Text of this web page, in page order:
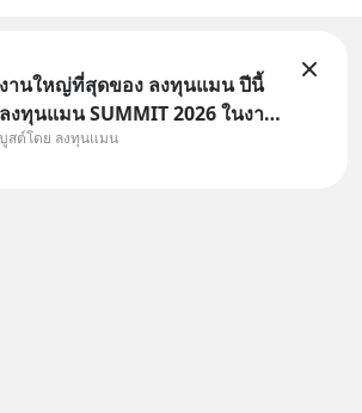
งานใหญ่ที่สุดของ ลงทุนแมน ปีนี้
ลงทุนแมน SUMMIT 2026 ในงาน
นี้จะมีเจ้าของธุรกิจ Dr.PONG,
บูสต์โดย ลงทุนแมน